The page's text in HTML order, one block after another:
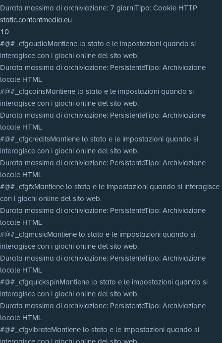
Durata massima di archiviazione: 7 giorniTipo: Cookie HTTP
static.contentmedia.eu
10
#@#_cfgaudioMantiene lo stato e le impostazioni quando si
interagisce con i giochi online del sito web.
Durata massima di archiviazione: PersistenteTipo: Archiviazione
locale HTML
#@#_cfgcoinsMantiene lo stato e le impostazioni quando si
interagisce con i giochi online del sito web.
Durata massima di archiviazione: PersistenteTipo: Archiviazione
locale HTML
#@#_cfgcreditsMantiene lo stato e le impostazioni quando si
interagisce con i giochi online del sito web.
Durata massima di archiviazione: PersistenteTipo: Archiviazione
locale HTML
#@#_cfgfxMantiene lo stato e le impostazioni quando si interagisce
con i giochi online del sito web.
Durata massima di archiviazione: PersistenteTipo: Archiviazione
locale HTML
#@#_cfgmusicMantiene lo stato e le impostazioni quando si
interagisce con i giochi online del sito web.
Durata massima di archiviazione: PersistenteTipo: Archiviazione
locale HTML
#@#_cfgquickspinMantiene lo stato e le impostazioni quando si
interagisce con i giochi online del sito web.
Durata massima di archiviazione: PersistenteTipo: Archiviazione
locale HTML
#@#_cfgvibrateMantiene lo stato e le impostazioni quando si